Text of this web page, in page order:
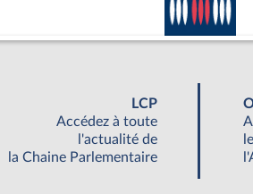
LCP
Accédez à toute
l'actualité de
la Chaine Parlementaire